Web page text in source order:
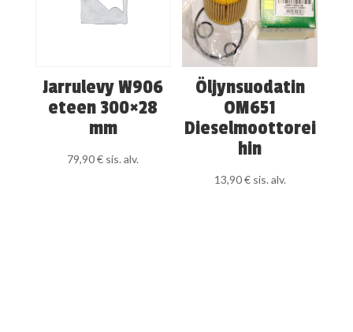
Jarrulevy W906
eteen 300×28
mm
79,90€ sis. alv.
Öljynsuodatin
OM651
Dieselmoottorei
hin
13,90€ sis. alv.